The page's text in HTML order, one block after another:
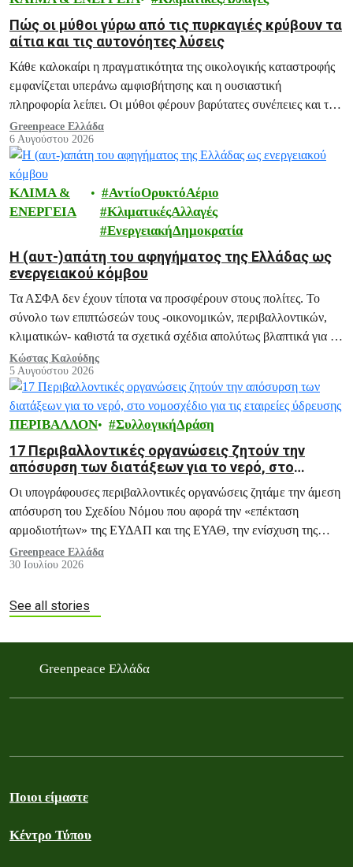
Πώς οι μύθοι γύρω από τις πυρκαγιές κρύβουν τα
αίτια και τις αυτονόητες λύσεις
Κάθε καλοκαίρι η πραγματικότητα της οικολογικής καταστροφής
εμφανίζεται υπεράνω αμφισβήτησης και η ουσιαστική
πληροφορία λείπει. Οι μύθοι φέρουν βαρύτατες συνέπειες και το
ξεδιάλυμά τους αποτελεί ευθύνη μας.
Greenpeace Ελλάδα
6 Αυγούστου 2026
ΚΛΙΜΑ &
ΕΝΕΡΓΕΙΑ
ΑντίοΟρυκτόΑέριο
ΚλιματικέςΑλλαγές
ΕνεργειακήΔημοκρατία
H (αυτ-)απάτη του αφηγήματος της Ελλάδας ως
ενεργειακού κόμβου
Τα ΑΣΦΑ δεν έχουν τίποτα να προσφέρουν στους πολίτες. Το
σύνολο των επιπτώσεών τους -οικονομικών, περιβαλλοντικών,
κλιματικών- καθιστά τα σχετικά σχέδια απολύτως βλαπτικά για το
μέλλον της Ελλάδας.
Κώστας Καλούδης
5 Αυγούστου 2026
ΠΕΡΙΒΑΛΛΟΝ ΣυλλογικήΔράση
17 Περιβαλλοντικές οργανώσεις ζητούν την
απόσυρση των διατάξεων για το νερό, στο
νομοσχέδιο για τις εταιρείες ύδρευσης
Οι υπογράφουσες περιβαλλοντικές οργανώσεις ζητάμε την άμεση
απόσυρση του Σχεδίου Νόμου που αφορά την «επέκταση
αρμοδιοτήτων» της ΕΥΔΑΠ και της ΕΥΑΘ, την ενίσχυση της
ΡΑΑΕΥ και του ΟΔΥΘ ΑΕ, και άλλες ανάλογες διατάξεις.
Greenpeace Ελλάδα
30 Ιουλίου 2026
See all stories
Greenpeace Ελλάδα
Ποιοι είμαστε
Κέντρο Τύπου